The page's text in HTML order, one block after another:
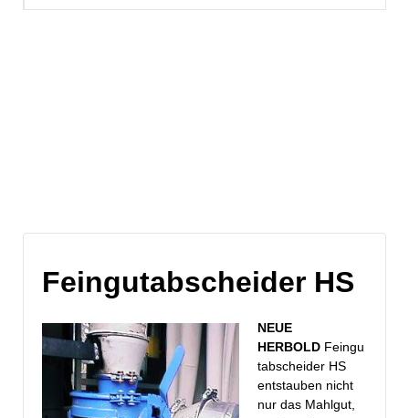
Feingutabscheider HS
NEUE
HERBOLD Feingu
tabscheider HS
entstauben nicht
nur das Mahlgut,